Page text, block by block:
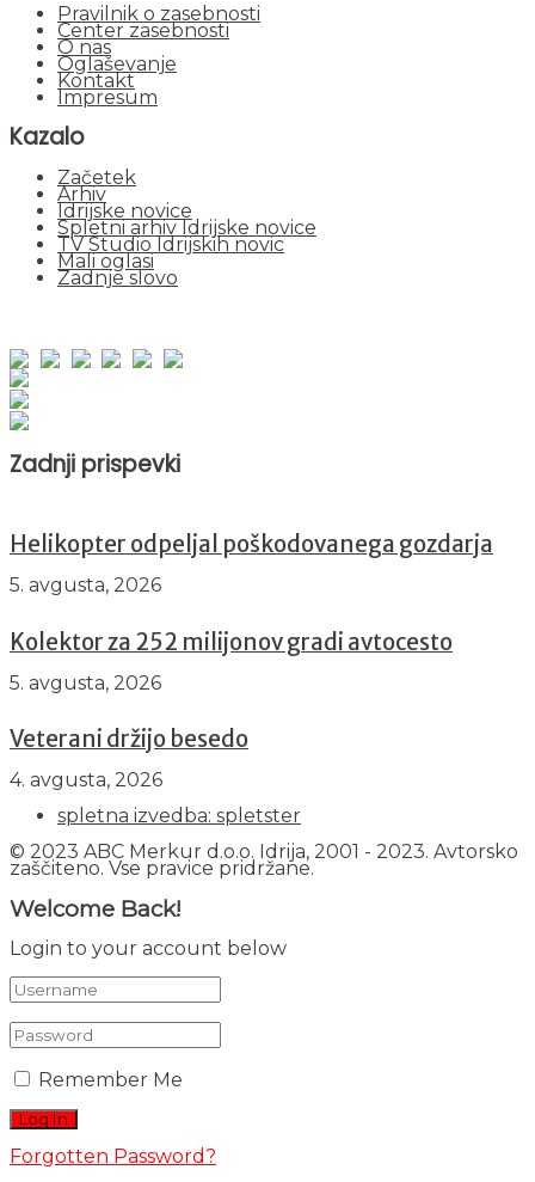
Pravilnik o zasebnosti
Center zasebnosti
O nas
Oglaševanje
Kontakt
Impresum
Kazalo
Začetek
Arhiv
Idrijske novice
Spletni arhiv Idrijske novice
TV Studio Idrijskih novic
Mali oglasi
Zadnje slovo
Zadnji prispevki
Helikopter odpeljal poškodovanega gozdarja
5. avgusta, 2026
Kolektor za 252 milijonov gradi avtocesto
5. avgusta, 2026
Veterani držijo besedo
4. avgusta, 2026
spletna izvedba: spletster
© 2023 ABC Merkur d.o.o. Idrija, 2001 - 2023. Avtorsko
zaščiteno. Vse pravice pridržane.
Welcome Back!
Login to your account below
Remember Me
Forgotten Password?